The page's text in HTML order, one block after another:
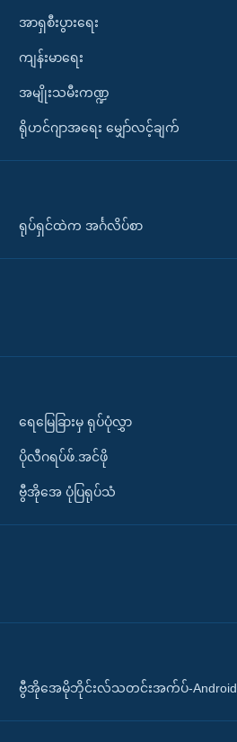
အာရှစီးပွားရေး
ကျန်းမာရေး
အမျိုးသမီးကဏ္ဍ
ရိုဟင်ဂျာအရေး မျှော်လင့်ချက်
ရုပ်ရှင်ထဲက အင်္ဂလိပ်စာ
ရေမြေခြားမှ ရုပ်ပုံလွှာ
ပိုလီဂရပ်ဖ်.အင်ဖို
ဗွီအိုအေ ပုံပြရုပ်သံ
ဗွီအိုအေမိုဘိုင်းလ်သတင်းအက်ပ်-Android